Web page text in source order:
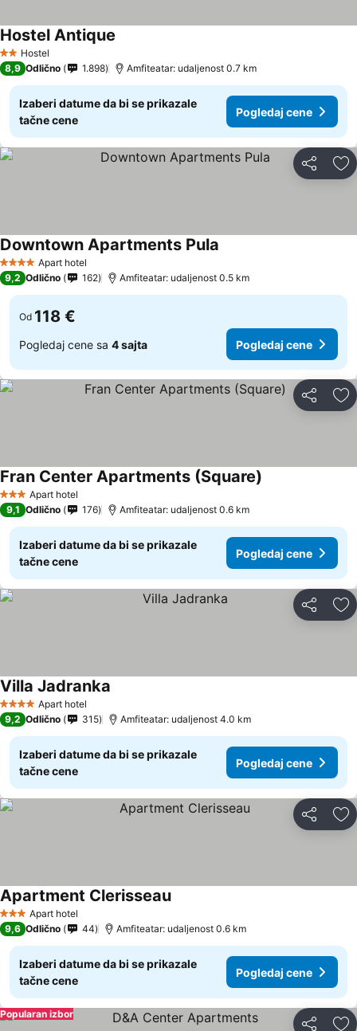
2 Zvezdice
Hostel
Hostel Antique
8,9 Odlično 1.898 Amfiteatar: udaljenost 0.7 km
Izaberi datume da bi se prikazale
tačne cene
Pogledaj cene
Deli
4 ZvezdiceApart hotel
Downtown Apartments Pula
9,2 Odlično 162 Amfiteatar: udaljenost 0.5 km
Od 118 €
Pogledaj cene sa 4 sajta Pogledaj cene
Deli
3 ZvezdiceApart hotel
Fran Center Apartments (Square)
9,1 Odlično 176 Amfiteatar: udaljenost 0.6 km
Izaberi datume da bi se prikazale
tačne cene
Pogledaj cene
Deli
4 ZvezdiceApart hotel
Villa Jadranka
9,2 Odlično 315 Amfiteatar: udaljenost 4.0 km
Izaberi datume da bi se prikazale
tačne cene
Pogledaj cene
Deli
3 ZvezdiceApart hotel
Apartment Clerisseau
9,6 Odlično 44 Amfiteatar: udaljenost 0.6 km
Izaberi datume da bi se prikazale
tačne cene
Pogledaj cene
Popularan izbor